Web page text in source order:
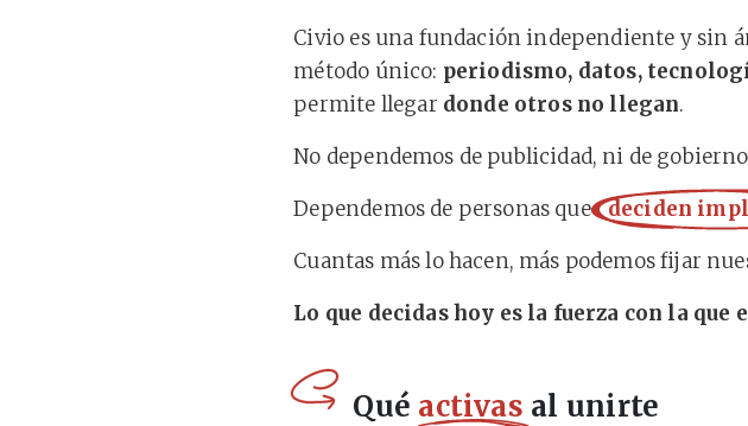
Civio es una fundación independiente y sin
método único: periodismo, datos,
permite llegar donde otros no llegan.
No dependemos de publicidad, ni de
Dependemos de personas que deciden
Cuantas más lo hacen, más podemos fijar
Lo que decidas hoy es la fuerza con la que
Qué activas al unirte